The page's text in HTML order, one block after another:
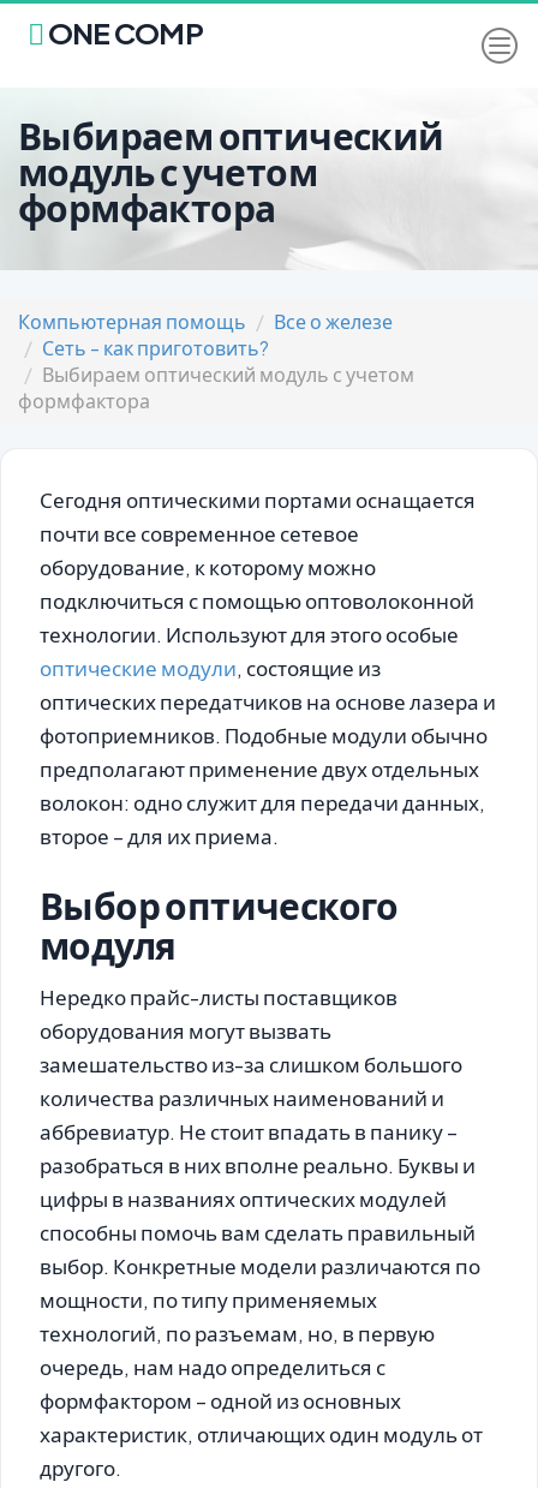
ONE COMP
Выбираем оптический
модуль с учетом
формфактора
Компьютерная помощь
Все о железе
Сеть - как приготовить?
Выбираем оптический модуль с учетом
формфактора
Сегодня оптическими портами оснащается
почти все современное сетевое
оборудование, к которому можно
подключиться с помощью оптоволоконной
технологии. Используют для этого особые
оптические модули, состоящие из
оптических передатчиков на основе лазера и
фотоприемников. Подобные модули обычно
предполагают применение двух отдельных
волокон: одно служит для передачи данных,
второе – для их приема.
Выбор оптического
модуля
Нередко прайс-листы поставщиков
оборудования могут вызвать
замешательство из-за слишком большого
количества различных наименований и
аббревиатур. Не стоит впадать в панику –
разобраться в них вполне реально. Буквы и
цифры в названиях оптических модулей
способны помочь вам сделать правильный
выбор. Конкретные модели различаются по
мощности, по типу применяемых
технологий, по разъемам, но, в первую
очередь, нам надо определиться с
формфактором – одной из основных
характеристик, отличающих один модуль от
другого.